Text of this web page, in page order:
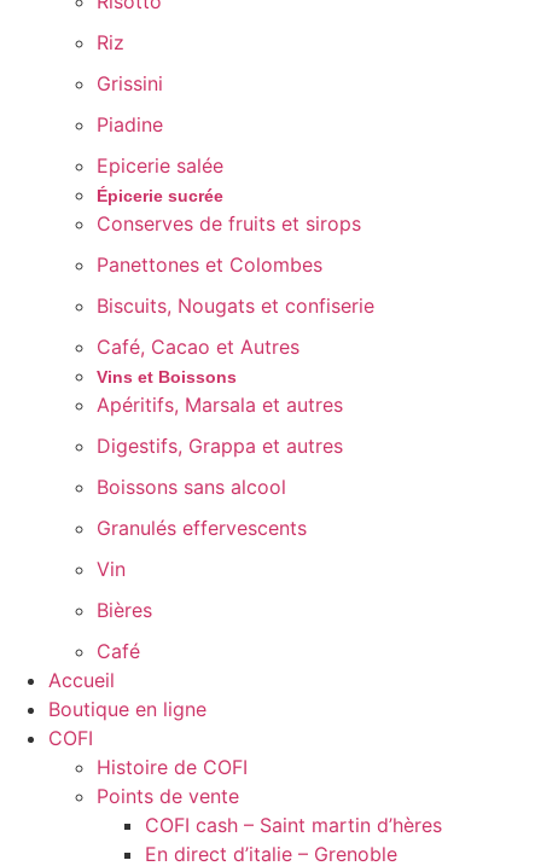
Riz
Grissini
Piadine
Epicerie salée
Épicerie sucrée
Conserves de fruits et sirops
Panettones et Colombes
Biscuits, Nougats et confiserie
Café, Cacao et Autres
Vins et Boissons
Apéritifs, Marsala et autres
Digestifs, Grappa et autres
Boissons sans alcool
Granulés effervescents
Vin
Bières
Café
Accueil
Boutique en ligne
COFI
Histoire de COFI
Points de vente
COFI cash – Saint martin d’hères
En direct d’italie – Grenoble